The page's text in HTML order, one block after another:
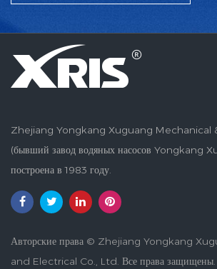
Zhejiang Yongkang Xuguang Mechanical
(бывший завод водяных насосов Yongkang
построена в 1983 году.
Авторские права © Zhejiang Yongkang
and Electrical Co., Ltd. Все права защищены.